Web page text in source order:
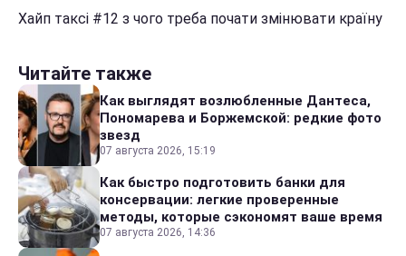
Хайп таксі #12 з чого треба почати змінювати країну
Читайте также
Как выглядят возлюбленные Дантеса,
Пономарева и Боржемской: редкие фото
звезд
07 августа 2026, 15:19
Как быстро подготовить банки для
консервации: легкие проверенные
методы, которые сэкономят ваше время
07 августа 2026, 14:36